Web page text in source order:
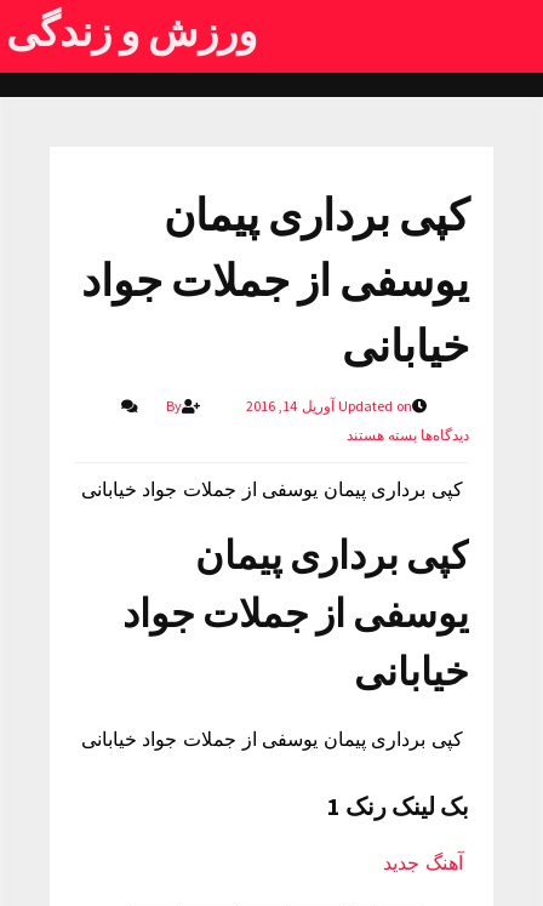
ورزش و زندگی
کپی برداری پیمان
یوسفی از جملات جواد
خیابانی
Updated on آوریل 14, 2016
By
دیدگاه‌هابسته هستند
کپی برداری پیمان یوسفی از جملات جواد خیابانی
کپی برداری پیمان
یوسفی از جملات جواد
خیابانی
کپی برداری پیمان یوسفی از جملات جواد خیابانی
بک لینک رنک 1
آهنگ جدید